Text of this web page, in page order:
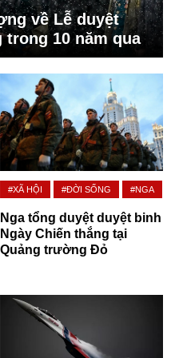
về Lễ duyệt
trong 10 năm qua
#XÃ HỘI #ĐỜI SỐNG #NGA
Nga tổng duyệt duyệt binh
Ngày Chiến thắng tại
Quảng trường Đỏ